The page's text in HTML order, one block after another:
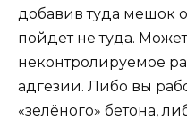
добавив туда мешок
пойдет не туда.
неконтролируемое
адгезии. Либо вы
«зелёного» бетона,